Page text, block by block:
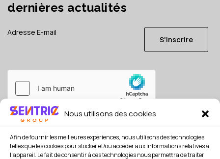
Nous utilisons des cookies
Afin de fournir les meilleures expériences, nous utilisons des technologies
telles que les cookies pour stocker et/ou accéder aux informations relatives à
l'appareil. Le fait de consentir à ces technologies nous permettra de traiter
dernières actualités
S'inscrire
Je consens à ce que mes données soient conservées en
référence, conformément à la
politique de confidentialité
*